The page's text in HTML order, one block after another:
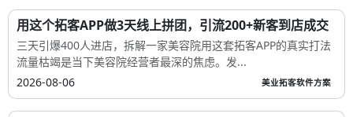
用这个拓客APP做3天线上拼团，引流200+新客到店成交
三天引爆400人进店，拆解一家美容院用这套拓客APP的真实打法
流量枯竭是当下美容院经营者最深的焦虑。发...
2026-08-06
美业拓客软件方案